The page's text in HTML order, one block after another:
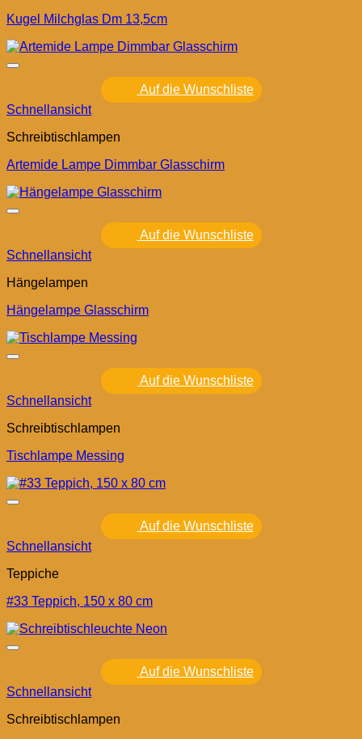
Kugel Milchglas Dm 13,5cm
Auf die Wunschliste
Schnellansicht
Schreibtischlampen
Artemide Lampe Dimmbar Glasschirm
Auf die Wunschliste
Schnellansicht
Hängelampen
Hängelampe Glasschirm
Auf die Wunschliste
Schnellansicht
Schreibtischlampen
Tischlampe Messing
Auf die Wunschliste
Schnellansicht
Teppiche
#33 Teppich, 150 x 80 cm
Auf die Wunschliste
Schnellansicht
Schreibtischlampen